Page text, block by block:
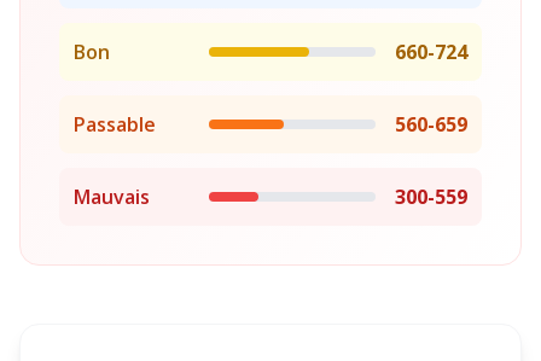
Bon 660-724
Passable 560-659
Mauvais 300-559